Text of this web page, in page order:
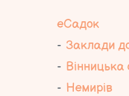
еСадок
Заклади
Вінницька
Немирів